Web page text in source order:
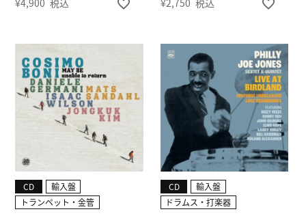
¥4,900 税込 ¥2,750 税込
CD
輸入盤
トランペット・金管
CD
輸入盤
ドラムス・打楽器